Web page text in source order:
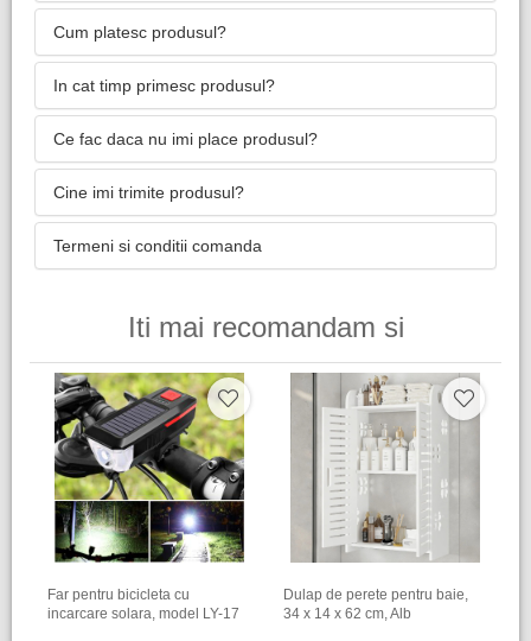
Cum platesc produsul?
In cat timp primesc produsul?
Ce fac daca nu imi place produsul?
Cine imi trimite produsul?
Termeni si conditii comanda
Iti mai recomandam si
Far pentru bicicleta cu
incarcare solara, model LY-17
Dulap de perete pentru baie,
34 x 14 x 62 cm​, Alb